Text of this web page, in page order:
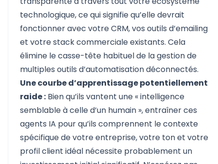
technologique, ce qui signifie qu’elle devrait
fonctionner avec votre CRM, vos outils d’emailing
et votre stack commerciale existants. Cela
élimine le casse-tête habituel de la gestion de
multiples outils d’automatisation déconnectés.
Une courbe d’apprentissage potentiellement
raide : Bien qu’ils vantent une « intelligence
semblable à celle d’un humain », entraîner ces
agents IA pour qu’ils comprennent le contexte
spécifique de votre entreprise, votre ton et votre
profil client idéal nécessite probablement un